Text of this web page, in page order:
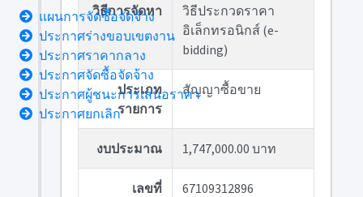
วิธีการจัดหา
วิธีประกวดราคา
อิเล็กทรอนิกส์ (e-
bidding)
ประเภท
รายการ
สัญญาซื้อขาย
งบประมาณ 1,747,000.00 บาท
เลขที่
67109312896
แผนการจัดซื้อจัดจ้าง
ประกาศร่างขอบเขตงาน
ประกาศราคากลาง
ประกาศจัดซื้อจัดจ้าง
ประกาศผู้ชนะการเสนอราคา
ประกาศยกเลิก